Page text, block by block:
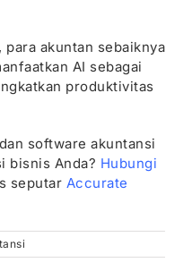
para akuntan sebaiknya
AI sebagai
produktivitas
software akuntansi
bisnis Anda? Hubungi
seputar Accurate